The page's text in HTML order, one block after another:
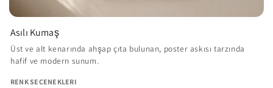
Asılı Kumaş
Üst ve alt kenarında ahşap çıta bulunan, poster askısı tarzında
hafif ve modern sunum.
RENK SEÇENEKLERI